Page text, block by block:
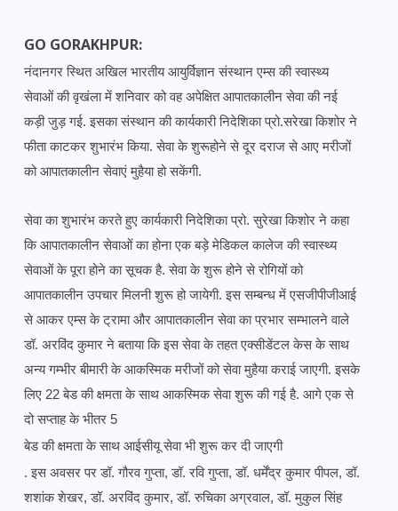
GO GORAKHPUR:
नंदानगर स्थित अखिल भारतीय आयुर्विज्ञान संस्थान एम्स की स्वास्थ्य
सेवाओं की वृखंला में शनिवार को वह अपेक्षित आपातकालीन सेवा की नई
कड़ी जुड़ गई. इसका संस्थान की कार्यकारी निदेशिका प्रो.सरेखा किशोर ने
फीता काटकर शुभारंभ किया. सेवा के शुरूहोने से दूर दराज से आए मरीजों
को आपातकालीन सेवाएं मुहैया हो सकेंगी.
सेवा का शुभारंभ करते हुए कार्यकारी निदेशिका प्रो. सुरेखा किशोर ने कहा
कि आपातकालीन सेवाओं का होना एक बड़े मेडिकल कालेज की स्वास्थ्य
सेवाओं के पूरा होने का सूचक है. सेवा के शुरू होने से रोगियों को
आपातकालीन उपचार मिलनी शुरू हो जायेगी. इस सम्बन्ध में एसजीपीजीआई
से आकर एम्स के ट्रामा और आपातकालीन सेवा का प्रभार सम्भालने वाले
डॉ. अरविंद कुमार ने बताया कि इस सेवा के तहत एक्सीडेंटल केस के साथ
अन्य गम्भीर बीमारी के आकस्मिक मरीजों को सेवा मुहैया कराई जाएगी. इसके
लिए 22 बेड की क्षमता के साथ आकस्मिक सेवा शुरू की गई है. आगे एक से
दो सप्ताह के भीतर 5
बेड की क्षमता के साथ आईसीयू सेवा भी शुरू कर दी जाएगी
. इस अवसर पर डॉ. गौरव गुप्ता, डॉ. रवि गुप्ता, डॉ. धर्मेंद्र कुमार पीपल, डॉ.
शशांक शेखर, डॉ. अरविंद कुमार, डॉ. रुचिका अग्रवाल, डॉ. मुकुल सिंह